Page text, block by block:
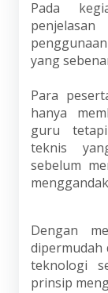
Pada
yang
Para
hanya
guru
teknis
sebelum
Dengan
dipermudah
teknologi
prinsip